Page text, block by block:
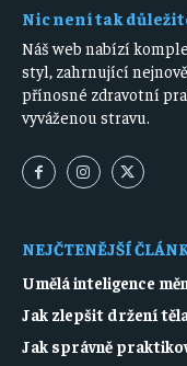
Nic není tak
Náš web nabízí
styl, zahrnující
přínosné zdravotní
vyváženou stravu.
NEJČTENĚJŠÍ
Umělá inteligence
Jak zlepšit držení
Jak správně